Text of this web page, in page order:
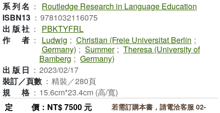
系列名 ：
Routledge Research in Language Education
ISBN13 ： 9781032116075
出版社 ：
PBKTYFRL
作者 ： Ludwig ; Christian (Freie Universitat Berlin ;
Germany) ; Summer ; Theresa (University of
Bamberg ; Germany)
出版日 ： 2023/02/17
裝訂／頁數 ： 精裝／280頁
規格 ： 15.6cm*23.4cm (高/寬)
定價 ：NT$ 7500 元
若需訂購本書，請電洽客服 02-